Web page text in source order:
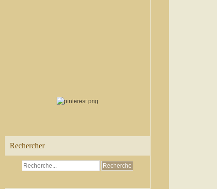
Rechercher